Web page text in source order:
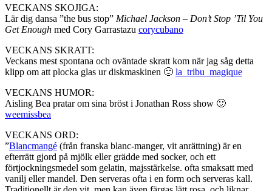
VECKANS SKOJIGA:
Lär dig dansa ”the bus stop” Michael Jackson – Don’t Stop ’Til You
Get Enough med Cory Garrastazu corycubano
VECKANS SKRATT:
Veckans mest spontana och oväntade skratt kom när jag såg detta
klipp om att plocka glas ur diskmaskinen 🙂 la_tribu_magique
VECKANS HUMOR:
Aisling Bea pratar om sina bröst i Jonathan Ross show 🙂
weemissbea
VECKANS ORD:
”Blancmangé (från franska blanc-manger, vit anrättning) är en
efterrätt gjord på mjölk eller grädde med socker, och ett
förtjockningsmedel som gelatin, majsstärkelse. ofta smaksatt med
vanilj eller mandel. Den serveras ofta i en form och serveras kall.